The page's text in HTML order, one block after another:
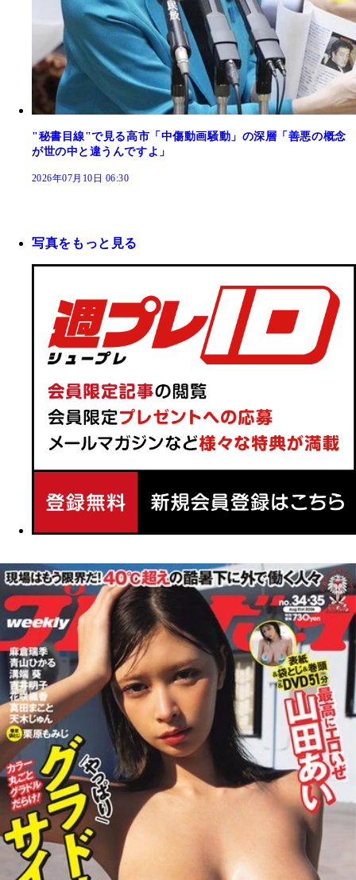
"秘書目線"で見る高市「中傷動画騒動」の深層「善悪の概念
が世の中と違うんですよ」
2026年07月10日 06:30
写真をもっと見る